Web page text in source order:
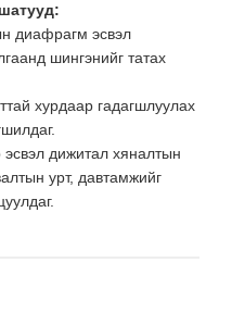
диафрагм эсвэл
шингэнийг татах
хурдаар гадагшлуулах
эсвэл дижитал хяналтын
урт, давтамжийг